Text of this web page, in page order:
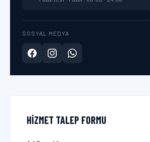
HIZMET TALEP FORMU
SOSYAL MEDYA